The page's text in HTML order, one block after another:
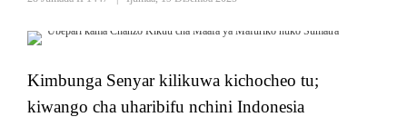
Kimbunga Senyar kilikuwa kichocheo tu;
kiwango cha uharibifu nchini Indonesia